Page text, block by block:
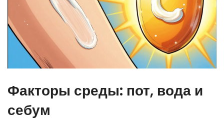
Факторы среды: пот, вода и
себум